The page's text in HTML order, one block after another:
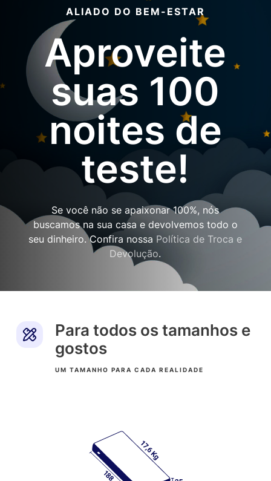
ALIADO DO BEM-ESTAR
Aproveite
suas 100
noites de
teste!
Se você não se apaixonar 100%, nós
buscamos na sua casa e devolvemos todo o
seu dinheiro. Confira nossa Política de Troca e
Devolução.
Para todos os tamanhos e
gostos
UM TAMANHO PARA CADA REALIDADE